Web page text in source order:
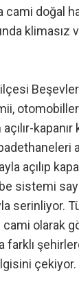
cami doğal
klimasız
açılıp
sistemi
serinliyor.
cami olarak
farklı
çekiyor.